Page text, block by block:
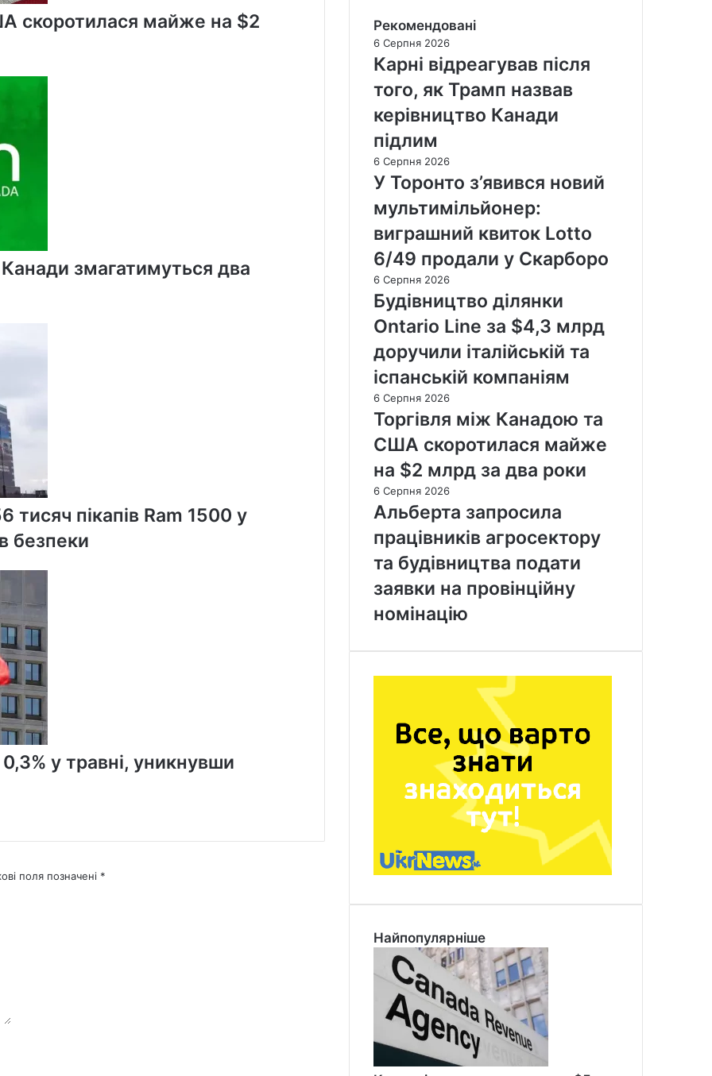
скоротилася майже на $2
Канади змагатимуться два
тисяч пікапів Ram 1500 у
безпеки
у травні, уникнувши
поля позначені *
Рекомендовані
6 Серпня 2026
Карні відреагував після
того, як Трамп назвав
керівництво Канади
підлим
6 Серпня 2026
У Торонто з’явився новий
мультимільйонер:
виграшний квиток Lotto
6/49 продали у Скарборо
6 Серпня 2026
Будівництво ділянки
Ontario Line за $4,3 млрд
доручили італійській та
іспанській компаніям
6 Серпня 2026
Торгівля між Канадою та
США скоротилася майже
на $2 млрд за два роки
6 Серпня 2026
Альберта запросила
працівників агросектору
та будівництва подати
заявки на провінційну
номінацію
Найпопулярніше